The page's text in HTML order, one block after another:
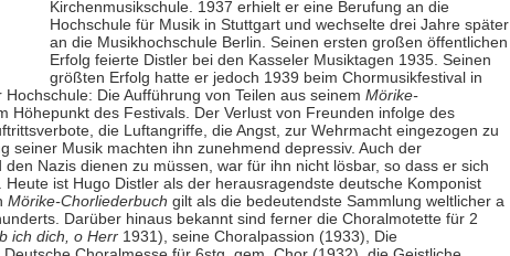
Kirchenmusikschule. 1937 erhielt er eine Berufung an die
Hochschule für Musik in Stuttgart und wechselte drei Jahre später
an die Musikhochschule Berlin. Seinen ersten großen öffentlichen
Erfolg feierte Distler bei den Kasseler Musiktagen 1935. Seinen
größten Erfolg hatte er jedoch 1939 beim Chormusikfestival in
Die Aufführung von Teilen aus seinem Mörike-
Höhepunkt des Festivals. Der Verlust von Freunden infolge des
die Luftangriffe, die Angst, zur Wehrmacht eingezogen zu
seiner Musik machten ihn zunehmend depressiv. Auch der
Nazis dienen zu müssen, war für ihn nicht lösbar, so dass er sich
ist Hugo Distler als der herausragendste deutsche Komponist
Mörike-Chorliederbuch gilt als die bedeutendste Sammlung weltlicher a
Darüber hinaus bekannt sind ferner die Choralmotette für 2
ich dich, o Herr1931), seine Choralpassion (1933), Die